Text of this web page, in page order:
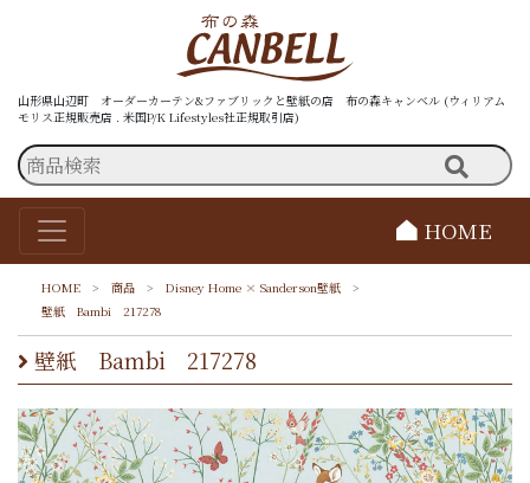
山形県山辺町 オーダーカーテン&ファブリックと壁紙の店 布の森キャンベル (ウィリアム
モリス正規販売店 . 米国P/K Lifestyles社正規取引店)
HOME
HOME > 商品 > Disney Home × Sanderson壁紙
>
壁紙 Bambi 217278
壁紙 Bambi 217278